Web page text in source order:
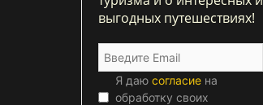
выгодных путешествиях!
Я даю согласие на
обработку своих